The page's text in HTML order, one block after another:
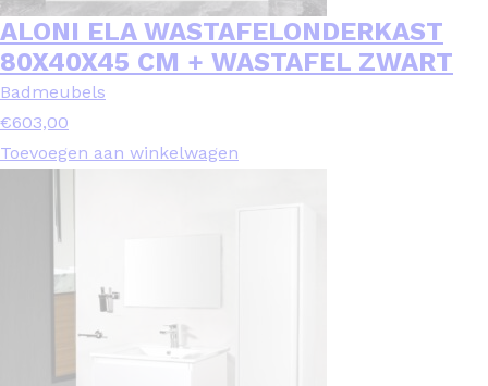
ALONI ELA WASTAFELONDERKAST
80X40X45 CM + WASTAFEL ZWART
Badmeubels
€603,00
Toevoegen aan winkelwagen